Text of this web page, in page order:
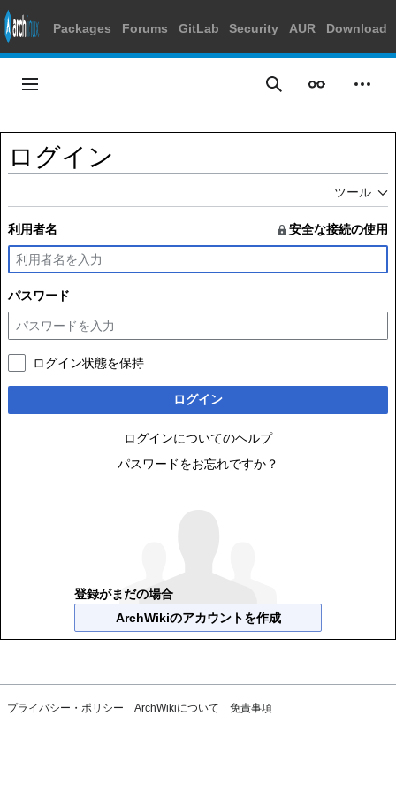
Packages Forums GitLab Security AUR Download
ス
プ
メインメニュー 検索 表示 個人
ログイン
ツール
利用者名 安全な接続の使用
パスワード
ログイン状態を保持
ログイン
ログインについてのヘルプ
パスワードをお忘れですか？
登録がまだの場合
ArchWikiのアカウントを作成
プライバシー・ポリシー ArchWikiについて 免責事項